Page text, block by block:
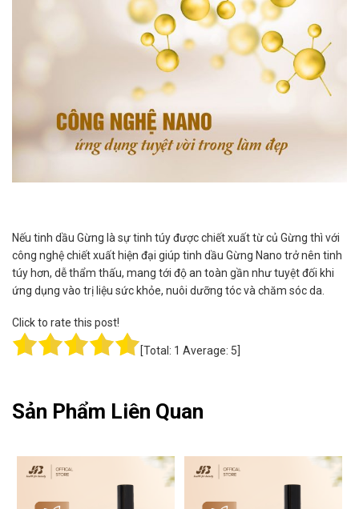
Nếu tinh dầu Gừng là sự tinh túy được chiết xuất từ củ Gừng thì với
công nghệ chiết xuất hiện đại giúp tinh dầu Gừng Nano trở nên tinh
túy hơn, dễ thẩm thấu, mang tới độ an toàn gần như tuyệt đối khi
ứng dụng vào trị liệu sức khỏe, nuôi dưỡng tóc và chăm sóc da.
Click to rate this post!
[Total: 1 Average: 5
Sản Phẩm Liên Quan